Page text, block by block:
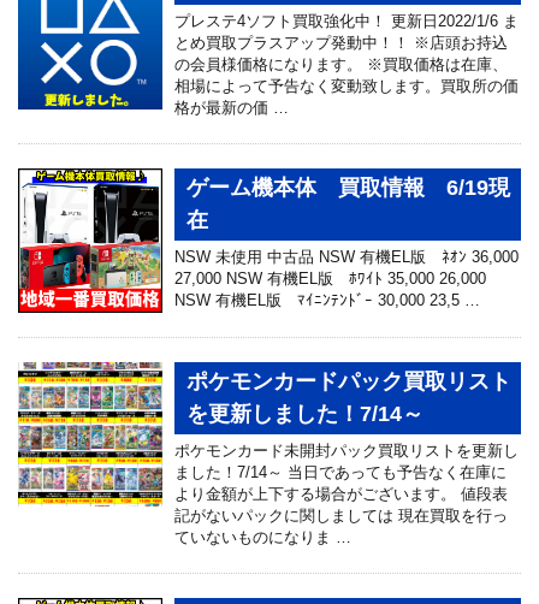
プレステ4ソフト買取強化中！ 更新日2022/1/6 ま
とめ買取プラスアップ発動中！！ ※店頭お持込
の会員様価格になります。 ※買取価格は在庫、
相場によって予告なく変動致します。買取所の価
格が最新の価 …
ゲーム機本体 買取情報 6/19現
在
NSW 未使用 中古品 NSW 有機EL版 ﾈｵﾝ 36,000
27,000 NSW 有機EL版 ﾎﾜｲﾄ 35,000 26,000
NSW 有機EL版 ﾏｲﾆﾝﾃﾝﾄﾞｰ 30,000 23,5 …
ポケモンカードパック買取リスト
を更新しました！7/14～
ポケモンカード未開封パック買取リストを更新し
ました！7/14～ 当日であっても予告なく在庫に
より金額が上下する場合がございます。 値段表
記がないパックに関しましては 現在買取を行っ
ていないものになりま …